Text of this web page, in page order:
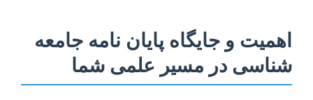
اهمیت و جایگاه پایان نامه جامعه
شناسی در مسیر علمی شما